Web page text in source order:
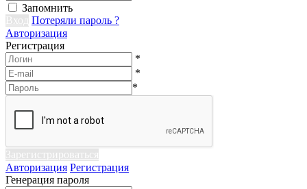
Запомнить
Вход
Потеряли пароль ?
Авторизация
Регистрация
*
*
*
Зарегистрироваться
Авторизация Регистрация
Генерация пароля